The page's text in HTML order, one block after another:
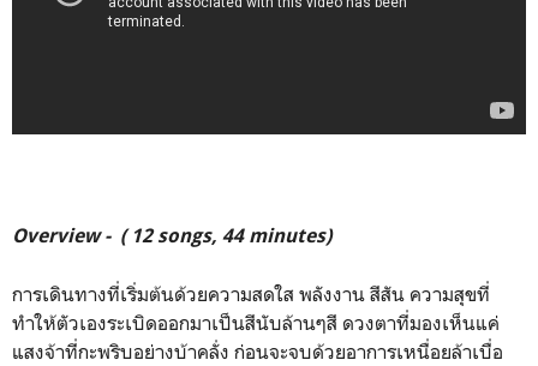
Overview - ( 12 songs, 44 minutes)
การเดินทางที่เริ่มต้นด้วยความสดใส พลังงาน สีสัน ความสุขที่
ทำให้ตัวเองระเบิดออกมาเป็นสีนับล้านๆสี ดวงตาที่มองเห็นแค่
แสงจ้าที่กะพริบอย่างบ้าคลั่ง ก่อนจะจบด้วยอาการเหนื่อยล้าเบื่อ